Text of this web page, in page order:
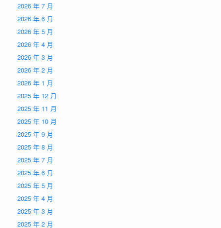
2026 年 7 月
2026 年 6 月
2026 年 5 月
2026 年 4 月
2026 年 3 月
2026 年 2 月
2026 年 1 月
2025 年 12 月
2025 年 11 月
2025 年 10 月
2025 年 9 月
2025 年 8 月
2025 年 7 月
2025 年 6 月
2025 年 5 月
2025 年 4 月
2025 年 3 月
2025 年 2 月